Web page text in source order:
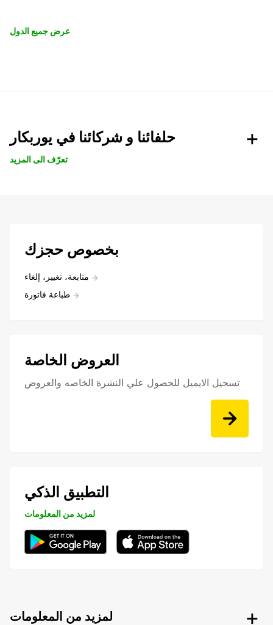
عرض جميع الدول
حلفائنا و شركائنا في يوربكار
تعرّف الى المزيد
بخصوص حجزك
متابعة، تغيير، إلغاء
طباعة فاتورة
العروض الخاصة
تسجيل الايميل للحصول علي النشرة الخاصه والعروض
التطبيق الذكي
لمزيد من المعلومات
لمزيد من المعلومات